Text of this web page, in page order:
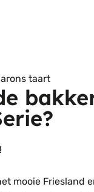
mooie Friesland